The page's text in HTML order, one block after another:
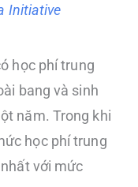
Initiative
học phí trung
bang và sinh
năm. Trong khi
học phí trung
với mức